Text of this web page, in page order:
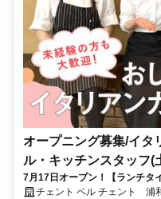
オープニング募集/イタ
ル・キッチンスタッフ(
7月17日オープン！【ランチタ
ーク可◇未経験歓迎◇学生さん
チェント ペル チェント 浦